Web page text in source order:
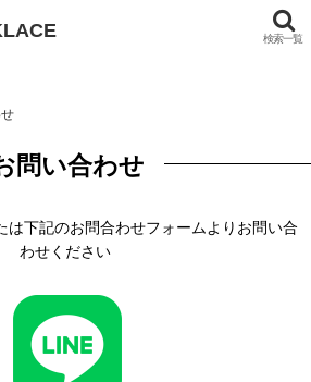
検索一覧
問い合わせ
は下記のお問合わせフォームよりお問い合
わせください